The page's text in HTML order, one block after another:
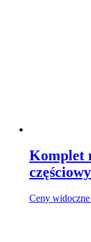
Komplet
Ceny